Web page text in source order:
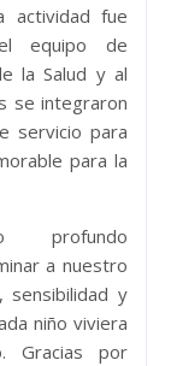
actividad fue
equipo de
la Salud y al
se integraron
servicio para
para la
profundo
a nuestro
sensibilidad y
niño viviera
Gracias por